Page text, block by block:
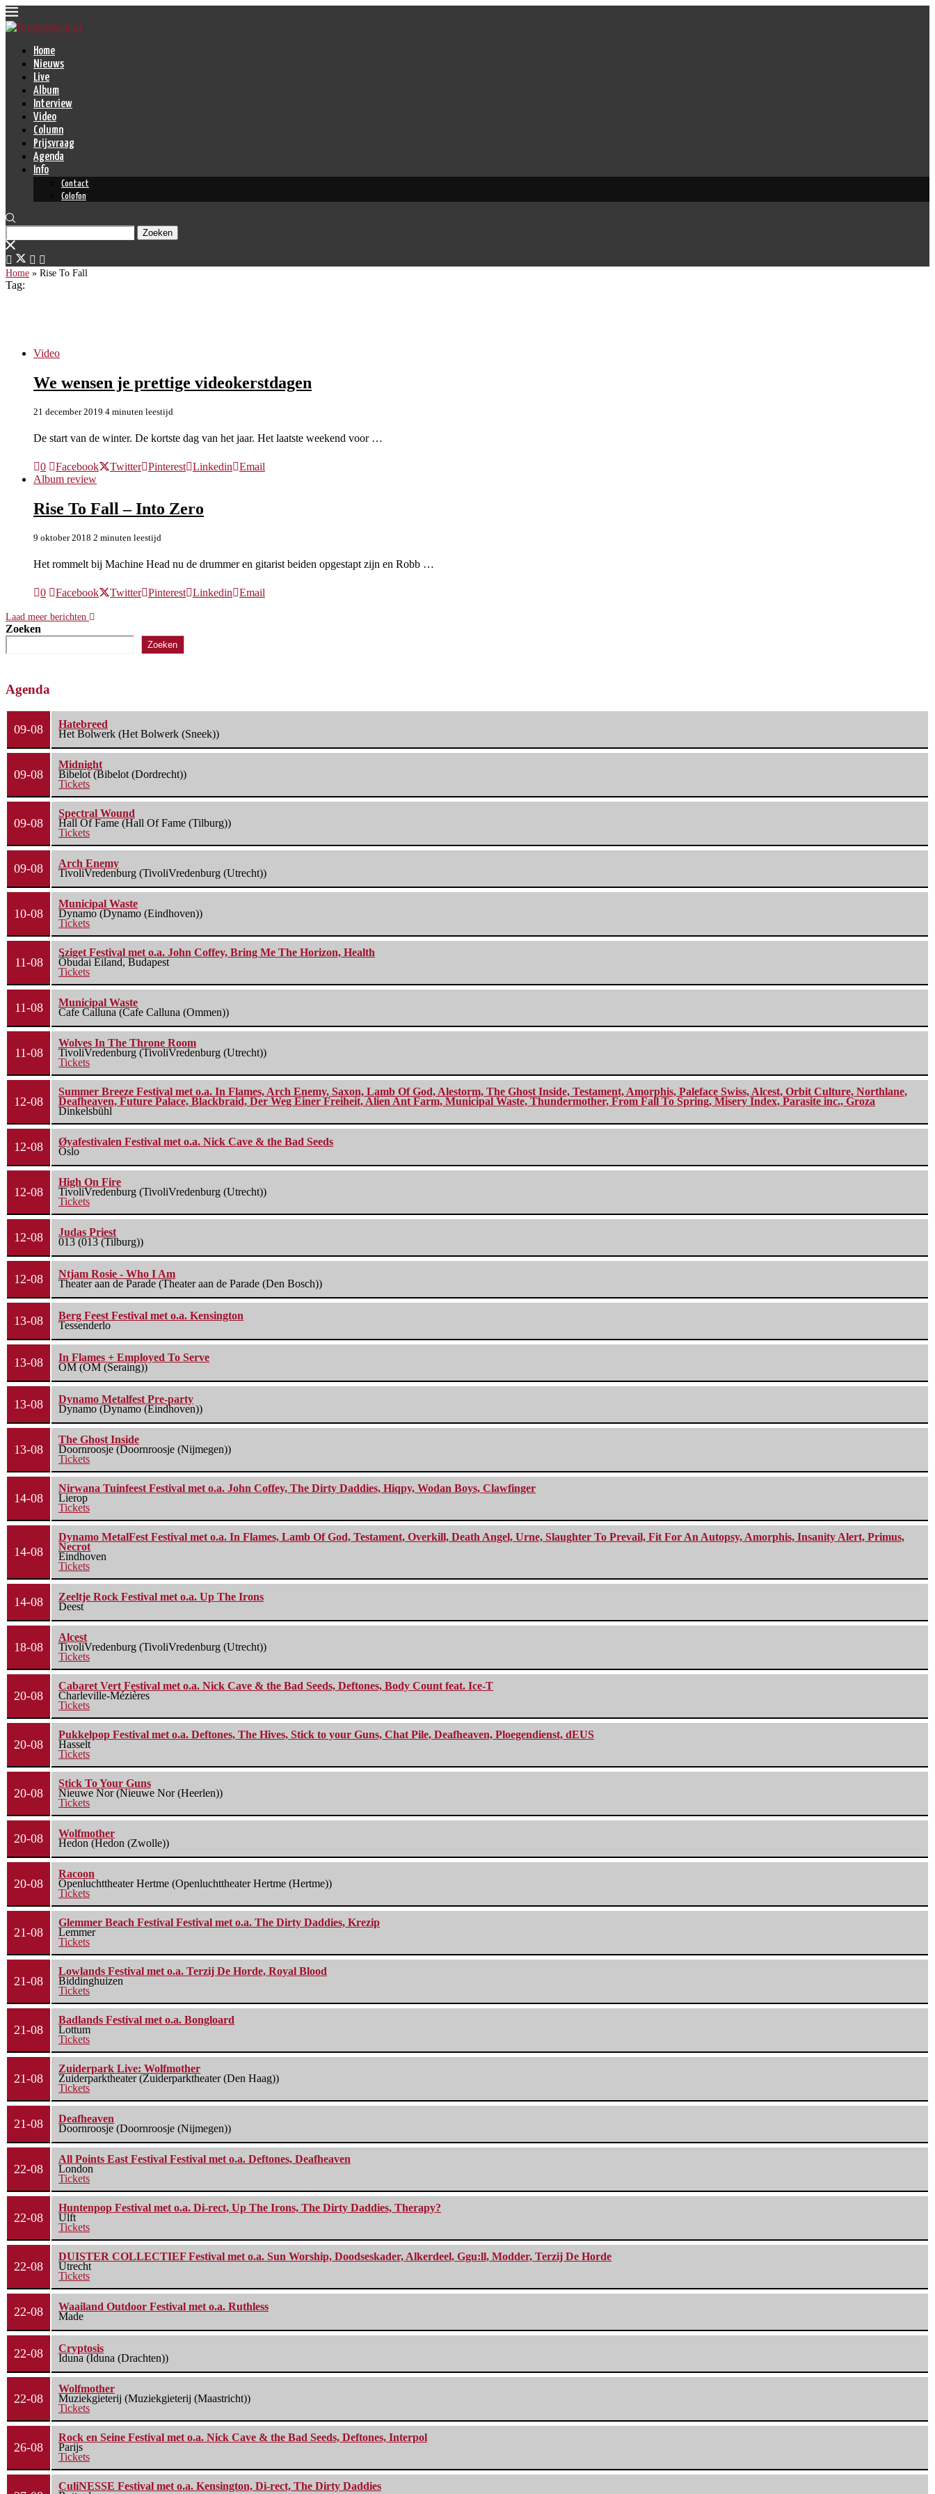
Home
Nieuws
Live
Album
Interview
Video
Column
Prijsvraag
Agenda
Info
Contact
Colofon
Zoeken
Home » Rise To Fall
Tag:
Video
We wensen je prettige videokerstdagen
21 december 2019 4 minuten leestijd
De start van de winter. De kortste dag van het jaar. Het laatste weekend voor …
0 Facebook Twitter Pinterest Linkedin
Email
Album review
Rise To Fall – Into Zero
9 oktober 2018 2 minuten leestijd
Het rommelt bij Machine Head nu de drummer en gitarist beiden opgestapt zijn en Robb …
0 Facebook Twitter Pinterest Linkedin Email
Laad meer berichten
Zoeken
Zoeken
Agenda
09-08
Hatebreed
Het Bolwerk (Het Bolwerk (Sneek))
09-08
Midnight
Bibelot (Bibelot (Dordrecht))
Tickets
09-08
Spectral Wound
Hall Of Fame (Hall Of Fame (Tilburg))
Tickets
09-08
Arch Enemy
TivoliVredenburg (TivoliVredenburg (Utrecht))
10-08
Municipal Waste
Dynamo (Dynamo (Eindhoven))
Tickets
11-08
Sziget Festival met o.a. John Coffey, Bring Me The Horizon, Health
Óbudai Eiland, Budapest
Tickets
11-08
Municipal Waste
Cafe Calluna (Cafe Calluna (Ommen))
11-08
Wolves In The Throne Room
TivoliVredenburg (TivoliVredenburg (Utrecht))
Tickets
12-08
Summer Breeze Festival met o.a. In Flames, Arch Enemy, Saxon, Lamb Of God, Alestorm, The Ghost Inside, Testament, Amorphis, Paleface Swiss, Alcest, Orbit Culture, Northlane,
Deafheaven, Future Palace, Blackbraid, Der Weg Einer Freiheit, Alien Ant Farm, Municipal Waste, Thundermother, From Fall To Spring, Misery Index, Parasite inc., Groza
Dinkelsbühl
12-08
Øyafestivalen Festival met o.a. Nick Cave & the Bad Seeds
Oslo
12-08
High On Fire
TivoliVredenburg (TivoliVredenburg (Utrecht))
Tickets
12-08
Judas Priest
013 (013 (Tilburg))
12-08
Ntjam Rosie - Who I Am
Theater aan de Parade (Theater aan de Parade (Den Bosch))
13-08
Berg Feest Festival met o.a. Kensington
Tessenderlo
13-08
In Flames + Employed To Serve
OM (OM (Seraing))
13-08
Dynamo Metalfest Pre-party
Dynamo (Dynamo (Eindhoven))
13-08
The Ghost Inside
Doornroosje (Doornroosje (Nijmegen))
Tickets
14-08
Nirwana Tuinfeest Festival met o.a. John Coffey, The Dirty Daddies, Hiqpy, Wodan Boys, Clawfinger
Lierop
Tickets
14-08
Dynamo MetalFest Festival met o.a. In Flames, Lamb Of God, Testament, Overkill, Death Angel, Urne, Slaughter To Prevail, Fit For An Autopsy, Amorphis, Insanity Alert, Primus,
Necrot
Eindhoven
Tickets
14-08
Zeeltje Rock Festival met o.a. Up The Irons
Deest
18-08
Alcest
TivoliVredenburg (TivoliVredenburg (Utrecht))
Tickets
20-08
Cabaret Vert Festival met o.a. Nick Cave & the Bad Seeds, Deftones, Body Count feat. Ice-T
Charleville-Mézières
Tickets
20-08
Pukkelpop Festival met o.a. Deftones, The Hives, Stick to your Guns, Chat Pile, Deafheaven, Ploegendienst, dEUS
Hasselt
Tickets
20-08
Stick To Your Guns
Nieuwe Nor (Nieuwe Nor (Heerlen))
Tickets
20-08
Wolfmother
Hedon (Hedon (Zwolle))
20-08
Racoon
Openluchttheater Hertme (Openluchttheater Hertme (Hertme))
Tickets
21-08
Glemmer Beach Festival Festival met o.a. The Dirty Daddies, Krezip
Lemmer
Tickets
21-08
Lowlands Festival met o.a. Terzij De Horde, Royal Blood
Biddinghuizen
Tickets
21-08
Badlands Festival met o.a. Bongloard
Lottum
Tickets
21-08
Zuiderpark Live: Wolfmother
Zuiderparktheater (Zuiderparktheater (Den Haag))
Tickets
21-08
Deafheaven
Doornroosje (Doornroosje (Nijmegen))
22-08
All Points East Festival Festival met o.a. Deftones, Deafheaven
London
Tickets
22-08
Huntenpop Festival met o.a. Di-rect, Up The Irons, The Dirty Daddies, Therapy?
Ulft
Tickets
22-08
DUISTER COLLECTIEF Festival met o.a. Sun Worship, Doodseskader, Alkerdeel, Ggu:ll, Modder, Terzij De Horde
Utrecht
Tickets
22-08
Waailand Outdoor Festival met o.a. Ruthless
Made
22-08
Cryptosis
Iduna (Iduna (Drachten))
22-08
Wolfmother
Muziekgieterij (Muziekgieterij (Maastricht))
Tickets
26-08
Rock en Seine Festival met o.a. Nick Cave & the Bad Seeds, Deftones, Interpol
Parijs
Tickets
CuliNESSE Festival met o.a. Kensington, Di-rect, The Dirty Daddies